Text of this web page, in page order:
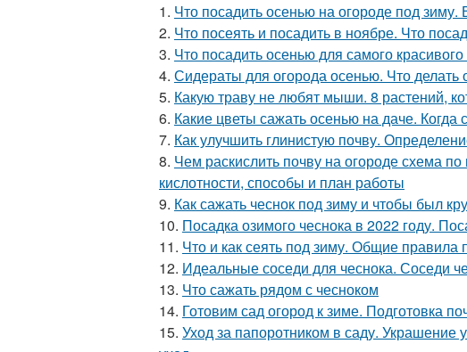
1. Что посадить осенью на огороде под
2. Что посеять и посадить в ноябре. Что
3. Что посадить осенью для самого
4. Сидераты для огорода осенью. Что делать
5. Какую траву не любят мыши. 8 растений,
6. Какие цветы сажать осенью на даче. Когда
7. Как улучшить глинистую почву.
8. Чем раскислить почву на огороде схема
кислотности, способы и план работы
9. Как сажать чеснок под зиму и чтобы был
10. Посадка озимого чеснока в 2022 году.
11. Что и как сеять под зиму. Общие правила
12. Идеальные соседи для чеснока. Соседи
13. Что сажать рядом с чесноком
14. Готовим сад огород к зиме. Подготовка
15. Уход за папоротником в саду. Украшение